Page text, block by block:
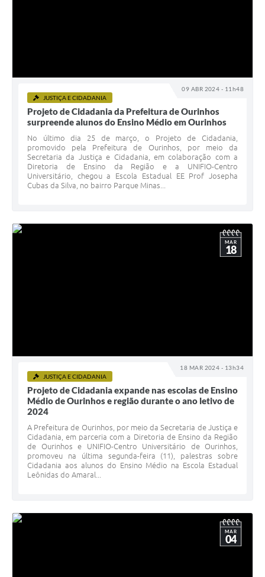
09 ABR 2024 - 11h48
JUSTIÇA E CIDADANIA
Projeto de Cidadania da Prefeitura de Ourinhos
surpreende alunos do Ensino Médio em Ourinhos
No último dia 25 de março, o Projeto de Cidadania,
promovido pela Prefeitura de Ourinhos, por meio da
Secretaria da Justiça e Cidadania, em colaboração com a
Diretoria de Ensino da Região e a UNIFIO-Centro
Universitário, chegou a Escola Estadual EE Prof Josepha
Cubas da Silva, no bairro Parque Minas...
18 MAR 2024 - 13h34
MAR
18
JUSTIÇA E CIDADANIA
Projeto de Cidadania expande nas escolas de Ensino
Médio de Ourinhos e região durante o ano letivo de
2024
A Prefeitura de Ourinhos, por meio da Secretaria de Justiça e
Cidadania, em parceria com a Diretoria de Ensino da Região
de Ourinhos e UNIFIO-Centro Universitário de Ourinhos,
promoveu na última segunda-feira (11), palestras sobre
Cidadania aos alunos do Ensino Médio na Escola Estadual
Leônidas do Amaral...
MAR
04